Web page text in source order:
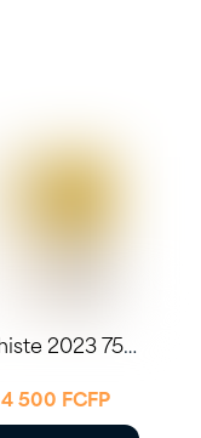
Schiste 2023 75cl – Château Coupe-Roses
4 500 FCFP